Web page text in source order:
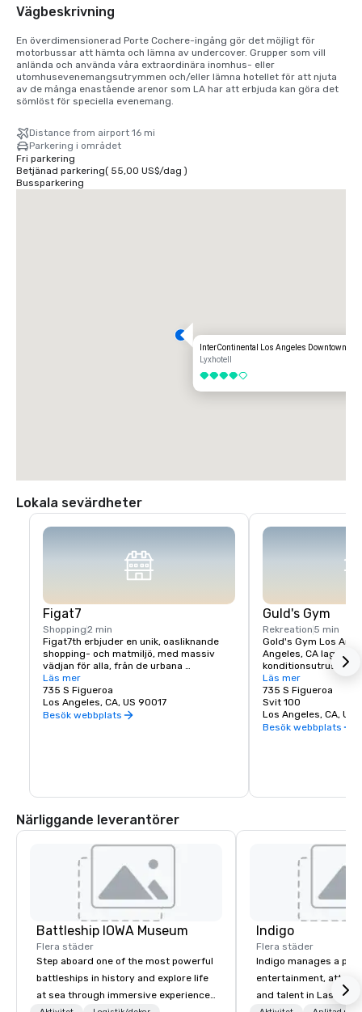
Vägbeskrivning
En överdimensionerad Porte Cochere-ingång gör det möjligt för
motorbussar att hämta och lämna av undercover. Grupper som vill
anlända och använda våra extraordinära inomhus- eller
utomhusevenemangsutrymmen och/eller lämna hotellet för att njuta
av de många enastående arenor som LA har att erbjuda kan göra det
sömlöst för speciella evenemang.
Distance from airport 16 mi
Parkering i området
Fri parkering
Betjänad parkering( 55,00 US$/dag )
Bussparkering
InterContinental Los Angeles Downtown
Lyxhotell
4 av 5
Lokala sevärdheter
Figat7
Shopping2 min
Figat7th erbjuder en unik, oasliknande
shopping- och matmiljö, med massiv
vädjan för alla, från de urbana
sofistikerade som gör sina hem här, till
hundratusentals yrkesverksamma som
börjar.
Både en behandling och reträtt mitt i
Läs mer
735 S Figueroa
Los Angeles, CA, US 90017
Besök webbplats
Guld's Gym
Rekreation 5 min
Gold's Gym Los
Angeles, CA
maskiner,
löpband och
komplett
högteknologisk
Läs mer
735 S Figueroa
Svit 100
Los Angeles, CA, US
Besök webbplats
Närliggande leverantörer
Battleship IOWA Museum
Flera städer
Step aboard one of the most powerful
battleships in history and explore life
at sea through immersive experiences
Indigo
Flera städer
Indigo manages a
entertainment,
and talent in Las